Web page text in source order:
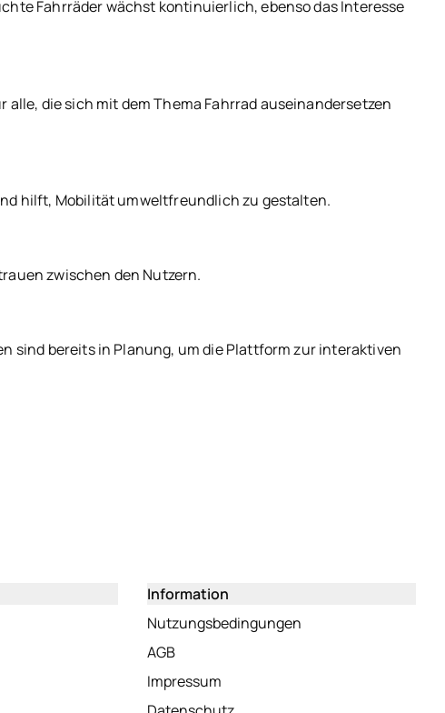
Fahrräder wächst kontinuierlich, ebenso das Interesse
die sich mit dem Thema Fahrrad auseinandersetzen
hilft, Mobilität umweltfreundlich zu gestalten.
zwischen den Nutzern.
sind bereits in Planung, um die Plattform zur interaktiven
in neuem Tab)
Tab)
Information
Nutzungsbedingungen
AGB(öffnet in neuem Tab)
Impressum
(öffnet in neuem Tab)